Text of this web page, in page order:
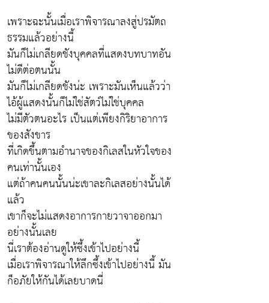
เพราะฉะนั้นเมื่อเราพิจารณาลงสู่ปรมัตถ
ธรรมแล้วอย่างนี้
มันก็ไม่เกลียดชังบุคคลที่แสดงบทบาทอัน
ไม่ดีต่อตนนั้น
มันก็ไม่เกลียดชังน่ะ เพราะมันเห็นแล้วว่า
ไอ้ผู้แสดงนั้นก็ไม่ใช่สัตว์ไม่ใช่บุคคล
ไม่มีตัวตนอะไร เป็นแต่เพียงกิริยาอาการ
ของสังขาร
ที่เกิดขึ้นตามอำนาจของกิเลสในหัวใจของ
คนเท่านั้นเอง
แต่ถ้าคนคนนั้นน่ะเขาละกิเลสอย่างนั้นได้
แล้ว
เขาก็จะไม่แสดงอาการกายวาจาออกมา
อย่างนั้นเลย
นี่เราต้องอ่านดูให้ซึ้งเข้าไปอย่างนี้
เมื่อเราพิจารณาให้ลึกซึ้งเข้าไปอย่างนี้ มัน
ก็อภัยให้กันได้เลยบาดนี่